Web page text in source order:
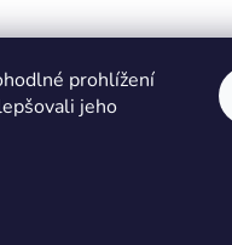
prohlížení
jeho